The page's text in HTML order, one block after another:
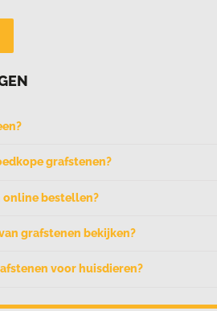
grafstenen?
online bestellen?
grafstenen bekijken?
voor huisdieren?